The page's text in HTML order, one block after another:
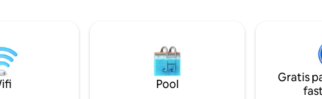
frisör, restaurang...) bara 3 km
vackra stränderna med
över Fort Boyard.
TILLHANDAHÅLLS
Pool
Gratis